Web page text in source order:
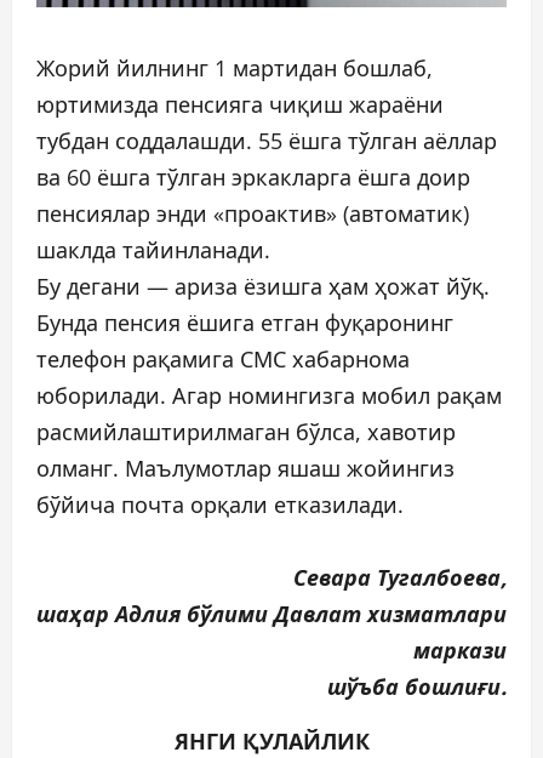
Жорий йилнинг 1 мартидан бошлаб,
юртимизда пенсияга чиқиш жараёни
тубдан соддалашди. 55 ёшга тўлган аёллар
ва 60 ёшга тўлган эркакларга ёшга доир
пенсиялар энди «проактив» (автоматик)
шаклда тайинланади.
Бу дегани — ариза ёзишга ҳам ҳожат йўқ.
Бунда пенсия ёшига етган фуқаронинг
телефон рақамига СМС хабарнома
юборилади. Агар номингизга мобил рақам
расмийлаштирилмаган бўлса, хавотир
олманг. Маълумотлар яшаш жойингиз
бўйича почта орқали етказилади.
Севара Тугалбоева,
шаҳар Адлия бўлими Давлат хизматлари
маркази
шўъба бошлиғи.
ЯНГИ ҚУЛАЙЛИК